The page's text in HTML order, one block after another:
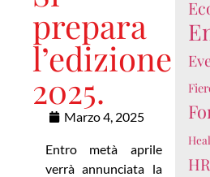
prepara
l’edizione
2025.
Marzo 4, 2025
Entro metà aprile
verrà annunciata la
HR